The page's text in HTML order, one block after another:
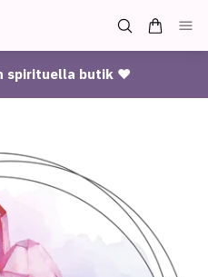
spirituella butik ♥